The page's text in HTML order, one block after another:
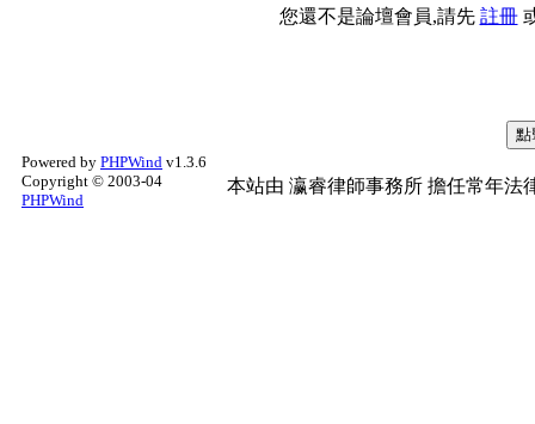
您還不是論壇會員,請先 註冊
Powered by PHPWind v1.3.6
Copyright © 2003-04
PHPWind
本站由 瀛睿律師事務所 擔任常年法